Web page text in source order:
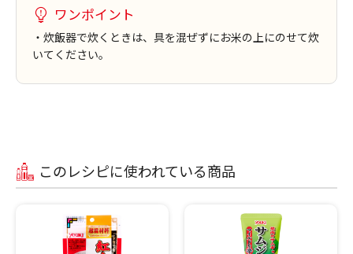
ワンポイント
・炊飯器で炊くときは、具を混ぜずにお米の上にのせて炊
いてください。
このレシピに使われている商品